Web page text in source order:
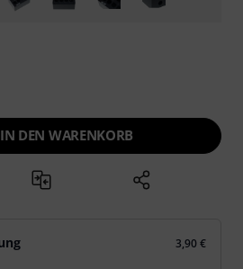
IN DEN WARENKORB
3,90 €